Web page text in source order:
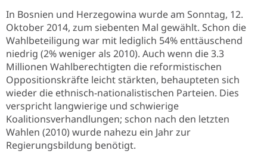
In Bosnien und Herzegowina wurde am Sonntag, 12.
Oktober 2014, zum siebenten Mal gewählt. Schon die
Wahlbeteiligung war mit lediglich 54% enttäuschend
niedrig (2% weniger als 2010). Auch wenn die 3.3
Millionen Wahlberechtigten die reformistischen
Oppositionskräfte leicht stärkten, behaupteten sich
wieder die ethnisch-nationalistischen Parteien. Dies
verspricht langwierige und schwierige
Koalitionsverhandlungen; schon nach den letzten
Wahlen (2010) wurde nahezu ein Jahr zur
Regierungsbildung benötigt.